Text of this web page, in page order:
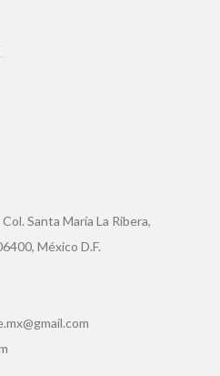
Santa María La Ribera,
México D.F.